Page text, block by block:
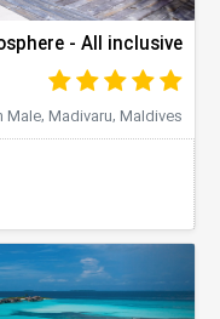
- All inclusive
Male, Madivaru, Maldives
Next